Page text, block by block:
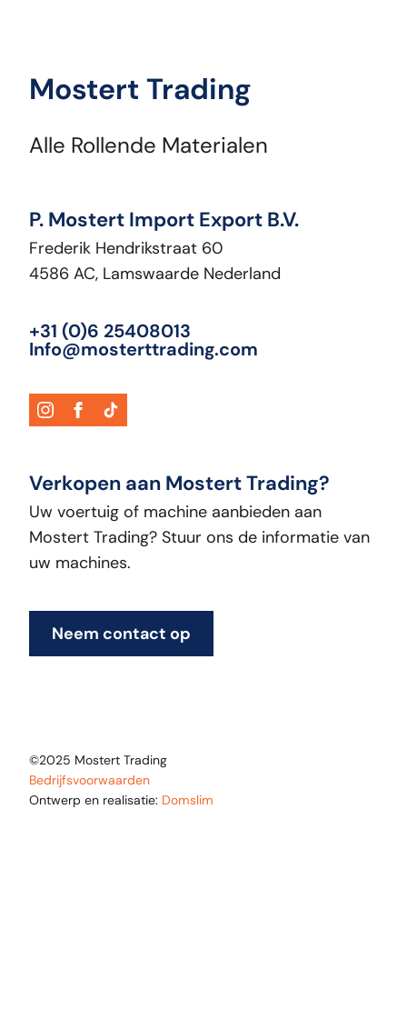
Mostert Trading
Alle Rollende Materialen
P. Mostert Import Export B.V.
Frederik Hendrikstraat 60
4586 AC, Lamswaarde Nederland
+31 (0)6 25408013
Info@mosterttrading.com
Verkopen aan Mostert Trading?
Uw voertuig of machine aanbieden aan
Mostert Trading? Stuur ons de informatie van
uw machines.
Neem contact op
©2025 Mostert Trading
Bedrijfsvoorwaarden
Ontwerp en realisatie: Domslim